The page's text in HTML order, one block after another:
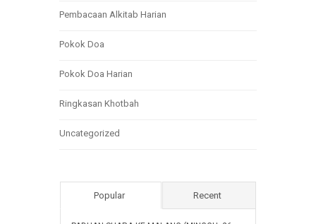
Pembacaan Alkitab Harian
Pokok Doa
Pokok Doa Harian
Ringkasan Khotbah
Uncategorized
Popular Recent